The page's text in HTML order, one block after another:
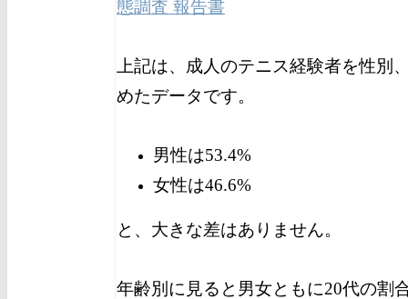
態調査 報告書
上記は、成人のテニス経験者を性別
めたデータです。
男性は53.4%
女性は46.6%
と、大きな差はありません。
年齢別に見ると男女ともに20代の割